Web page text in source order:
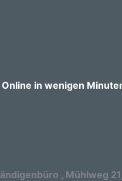
in wenigen
, Mühlweg